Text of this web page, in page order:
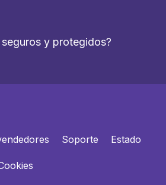
y protegidos?
Soporte Estado